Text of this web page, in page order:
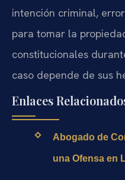
intención criminal,
para tomar la
constitucionales
caso depende de sus
Enlaces
Abogado de
una Ofensa en